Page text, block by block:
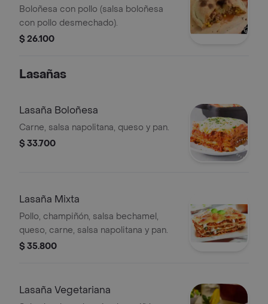
Boloñesa con pollo (salsa boloñesa
con pollo desmechado).
$ 26.100
Lasañas
Lasaña Boloñesa
Carne, salsa napolitana, queso y pan.
$ 33.700
Lasaña Mixta
Pollo, champiñón, salsa bechamel,
queso, carne, salsa napolitana y pan.
$ 35.800
Lasaña Vegetariana